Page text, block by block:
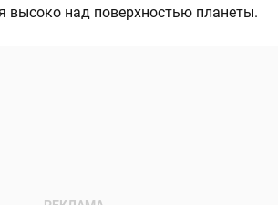
высоко над поверхностью планеты.